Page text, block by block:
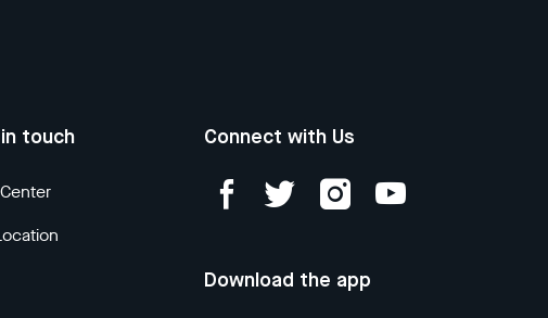
touch Connect with Us
Download the app